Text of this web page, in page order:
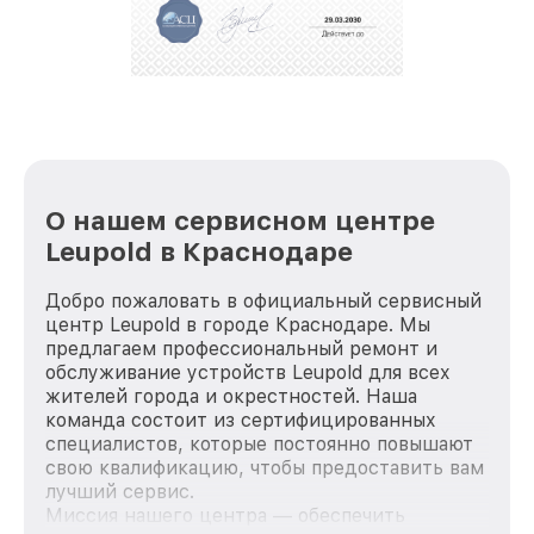
положительные отзывы и обрели отличную
репутацию. Мы постоянно совершенствуемся и
О нашем сервисном центре
Leupold в Краснодаре
Добро пожаловать в официальный сервисный
центр Leupold в городе Краснодаре. Мы
предлагаем профессиональный ремонт и
обслуживание устройств Leupold для всех
жителей города и окрестностей. Наша
команда состоит из сертифицированных
специалистов, которые постоянно повышают
свою квалификацию, чтобы предоставить вам
лучший сервис.
Миссия нашего центра — обеспечить